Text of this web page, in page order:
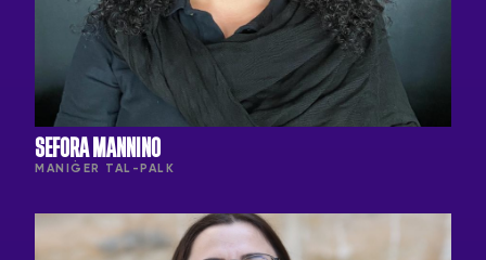
SEFORA MANNINO
MANIĠER TAL-PALK